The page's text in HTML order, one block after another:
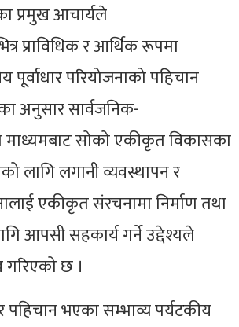
प्रमुख आचार्यले
प्राविधिक र आर्थिक रूपमा
पूर्वाधार परियोजनाको पहिचान
अनुसारसार्वजनिक-
माध्यमबाट सोको एकीकृत विकासका
लागि लगानी व्यवस्थापन र
एकीकृत संरचनामा निर्माण तथा
आपसी सहकार्य गर्ने उद्देश्यले
छ ।
भएका सम्भाव्य पर्यटकीय